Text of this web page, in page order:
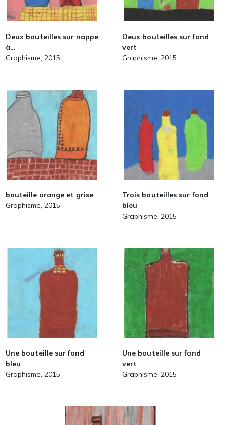
Deux bouteilles sur nappe
à…
Graphisme, 2015
Deux bouteilles sur fond
vert
Graphisme, 2015
bouteille orange et grise
Graphisme, 2015
Trois bouteilles sur fond
bleu
Graphisme, 2015
Une bouteille sur fond
bleu
Graphisme, 2015
Une bouteille sur fond
vert
Graphisme, 2015